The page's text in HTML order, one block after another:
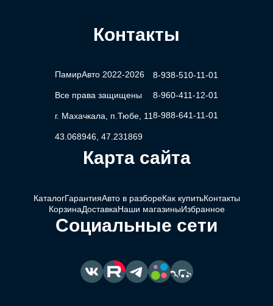
Контакты
ПамирАвто 2022-2026
Все права защищены
г. Махачкала, п.Тюбе, 11
43.068946, 47.231869
8-938-510-11-01
8-960-411-12-01
8-988-641-11-01
Карта сайта
КаталогГарантияАвто в разбореКак купитьКонтакты
КорзинаДоставкаНаши магазиныИзбранное
Социальные сети